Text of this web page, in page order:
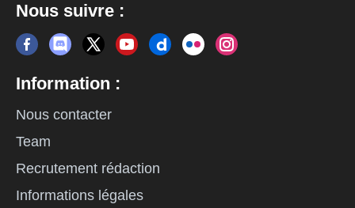
Nous suivre :
Information :
Nous contacter
Team
Recrutement rédaction
Informations légales